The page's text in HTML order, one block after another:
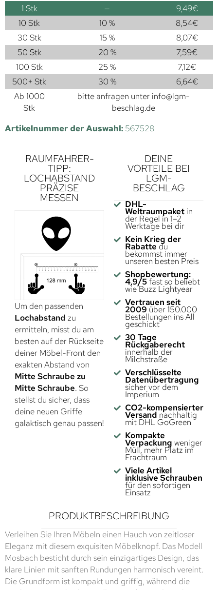
1 Stk — 9,49€
10 Stk
10 % 8,54€
30 Stk
15 % 8,07€
50 Stk
20 % 7,59€
100 Stk
25 % 7,12€
500+ Stk
30 % 6,64€
Ab 1000
Stk
bitte anfragen unter info@lgm-
beschlag.de
Artikelnummer der Auswahl: 567528
RAUMFAHRER-
TIPP:
LOCHABSTAND
PRÄZISE
MESSEN
Um den passenden
Lochabstand zu
ermitteln, misst du am
besten auf der Rückseite
deiner Möbel-Front den
exakten Abstand von
Mitte Schraube zu
Mitte Schraube. So
stellst du sicher, dass
deine neuen Griffe
galaktisch genau passen!
DEINE
VORTEILE BEI
LGM-
BESCHLAG
DHL-
Weltraumpaketin
der Regel in 1–2
Werktage bei dir
Kein Krieg der
Rabatte du
bekommst immer
unseren besten Preis
Shopbewertung:
4,9/5fast so beliebt
wie Buzz Lightyear
Vertrauen seit
2009 über 150.000
Bestellungen ins All
geschickt
30 Tage
Rückgaberecht
innerhalb der
Milchstraße
Verschlüsselte
Datenübertragung
sicher vor dem
Imperium
CO2-kompensierter
Versand nachhaltig
mit DHL GoGreen
Kompakte
Verpackung weniger
Müll, mehr Platz im
Frachtraum
Viele Artikel
inklusive Schrauben
für den sofortigen
Einsatz
PRODUKTBESCHREIBUNG
Verleihen Sie Ihren Möbeln einen Hauch von zeitloser
Eleganz mit diesem exquisiten Möbelknopf. Das Modell
Mosbach besticht durch sein einzigartiges Design, das
klare Linien mit sanften Rundungen harmonisch vereint.
Die Grundform ist kompakt und griffig, während die